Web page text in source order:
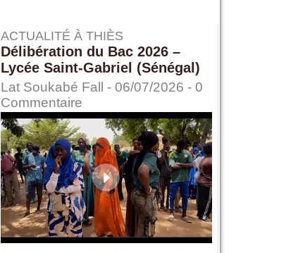
ACTUALITÉ À THIÈS
Délibération du Bac 2026 –
Lycée Saint-Gabriel (Sénégal)
Lat Soukabé Fall - 06/07/2026 - 0
Commentaire